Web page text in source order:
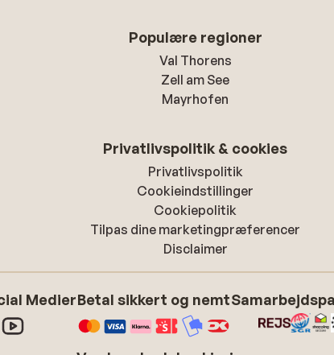
Populære regioner
Val Thorens
Zell am See
Mayrhofen
Privatlivspolitik & cookies
Privatlivspolitik
Cookieindstillinger
Cookiepolitik
Tilpas dine marketingpræferencer
Disclaimer
MedierBetal sikkert og nemt